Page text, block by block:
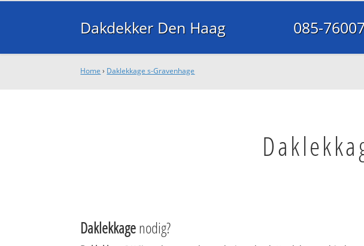
Dakdekker Den Haag 085-
Home › Daklekkage s-Gravenhage
Daklekkagenodig?